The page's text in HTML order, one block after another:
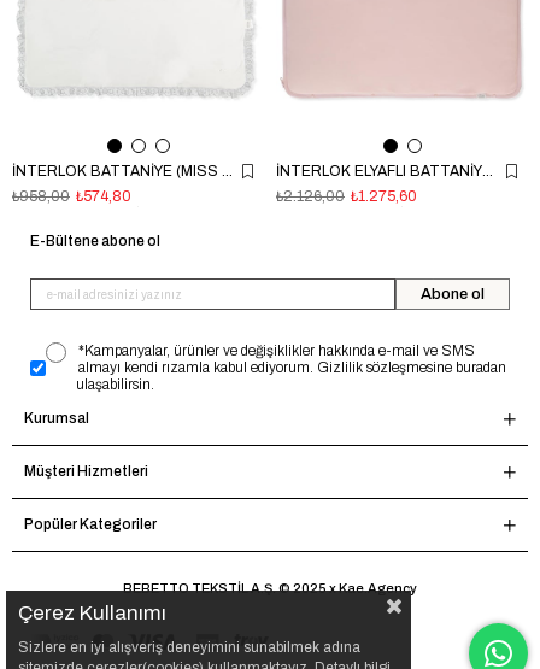
İNTERLOK BATTANİYE (MISS ANGEL) EKRU
₺574,80
₺958,00
İNTERLOK ELYAFLI BATTANİYE (TINY FLORIST) PEMBE
₺1.275,60
₺2.126,00
E-Bültene abone ol
Abone ol
*Kampanyalar, ürünler ve değişiklikler hakkında e-mail ve SMS
almayı kendi rızamla kabul ediyorum. Gizlilik sözleşmesine buradan
ulaşabilirsin.
Kurumsal
Müşteri Hizmetleri
Popüler Kategoriler
BEBETTO TEKSTİL A.Ş. © 2025 x Kae.Agency
Çerez Kullanımı
Sizlere en iyi alışveriş deneyimini sunabilmek adına